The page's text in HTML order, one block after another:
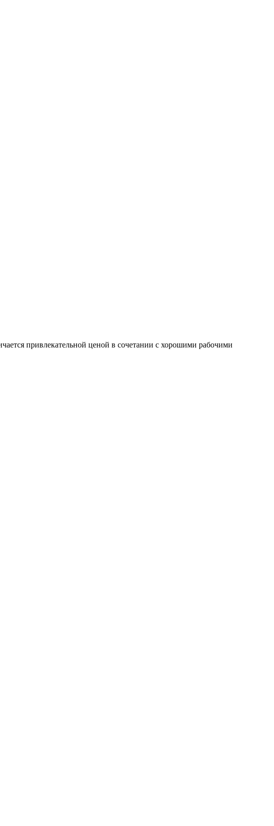
привлекательной ценой в сочетании с хорошими рабочими